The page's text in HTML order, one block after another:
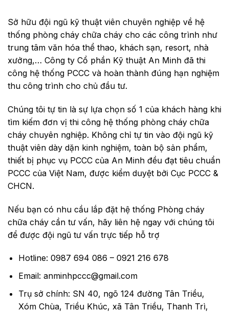
Sở hữu đội ngũ kỹ thuật viên chuyên nghiệp về hệ
thống phòng cháy chữa cháy cho các công trình như
trung tâm văn hóa thể thao, khách sạn, resort, nhà
xưởng,… Công ty Cổ phần Kỹ thuật An Minh đã thi
công hệ thống PCCC và hoàn thành đúng hạn nghiệm
thu công trình cho chủ đầu tư.
Chúng tôi tự tin là sự lựa chọn số 1 của khách hàng khi
tìm kiếm đơn vị thi công hệ thống phòng cháy chữa
cháy chuyên nghiệp. Không chỉ tự tin vào đội ngũ kỹ
thuật viên dày dặn kinh nghiệm, toàn bộ sản phẩm,
thiết bị phục vụ PCCC của An Minh đều đạt tiêu chuẩn
PCCC của Việt Nam, được kiểm duyệt bởi Cục PCCC &
CHCN.
Nếu bạn có nhu cầu lắp đặt hệ thống Phòng cháy
chữa cháy cần tư vấn, hãy liên hệ ngay với chúng tôi
để được đội ngũ tư vấn trực tiếp hỗ trợ
Hotline: 0987 694 086 – 0921 216 678
Email: anminhpccc@gmail.com
Trụ sở chính: SN 40, ngõ 124 đường Tân Triều,
Xóm Chùa, Triều Khúc, xã Tân Triều, Thanh Trì,